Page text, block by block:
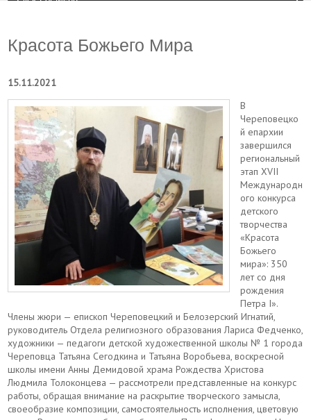
Красота Божьего Мира
15.11.2021
В
Череповецко
й епархии
завершился
региональный
этап XVII
Международн
ого конкурса
детского
творчества
«Красота
Божьего
мира»: 350
лет со дня
рождения
Петра I».
Члены жюри — епископ Череповецкий и Белозерский Игнатий,
руководитель Отдела религиозного образования Лариса Федченко,
художники — педагоги детской художественной школы № 1 города
Череповца Татьяна Сегодкина и Татьяна Воробьева, воскресной
школы имени Анны Демидовой храма Рождества Христова
Людмила Толоконцева — рассмотрели представленные на конкурс
работы, обращая внимание на раскрытие творческого замысла,
своеобразие композиции, самостоятельность исполнения, цветовую